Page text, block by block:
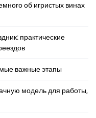
об игристых винах
практические
важные этапы
модель для работы,